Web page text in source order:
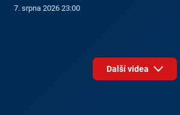
7. srpna 2026 23:00
Další videa